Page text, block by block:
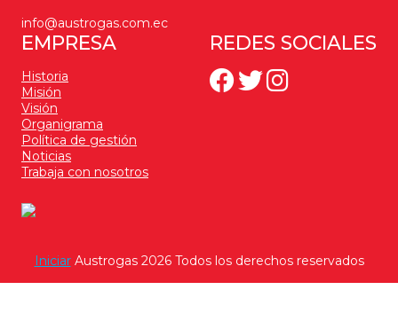
info@austrogas.com.ec
EMPRESA
Historia
Misión
Visión
Organigrama
Política de gestión
Noticias
Trabaja con nosotros
REDES SOCIALES
Iniciar Austrogas 2026 Todos los derechos reservados